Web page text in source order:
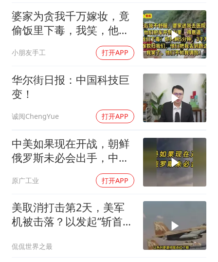
夯实基础开新局
婆家为贪我千万嫁妆，竟
偷饭里下毒，我笑，他们
小朋友手工 打开APP
华尔街日报：中国科技巨
变！
诚阅ChengYue 打开APP
中美如果现在开战，朝鲜
俄罗斯未必会出手，中国
原广工业 打开APP
美取消打击第2天，美军
机被击落？以发起“斩首行
侃侃世界之最